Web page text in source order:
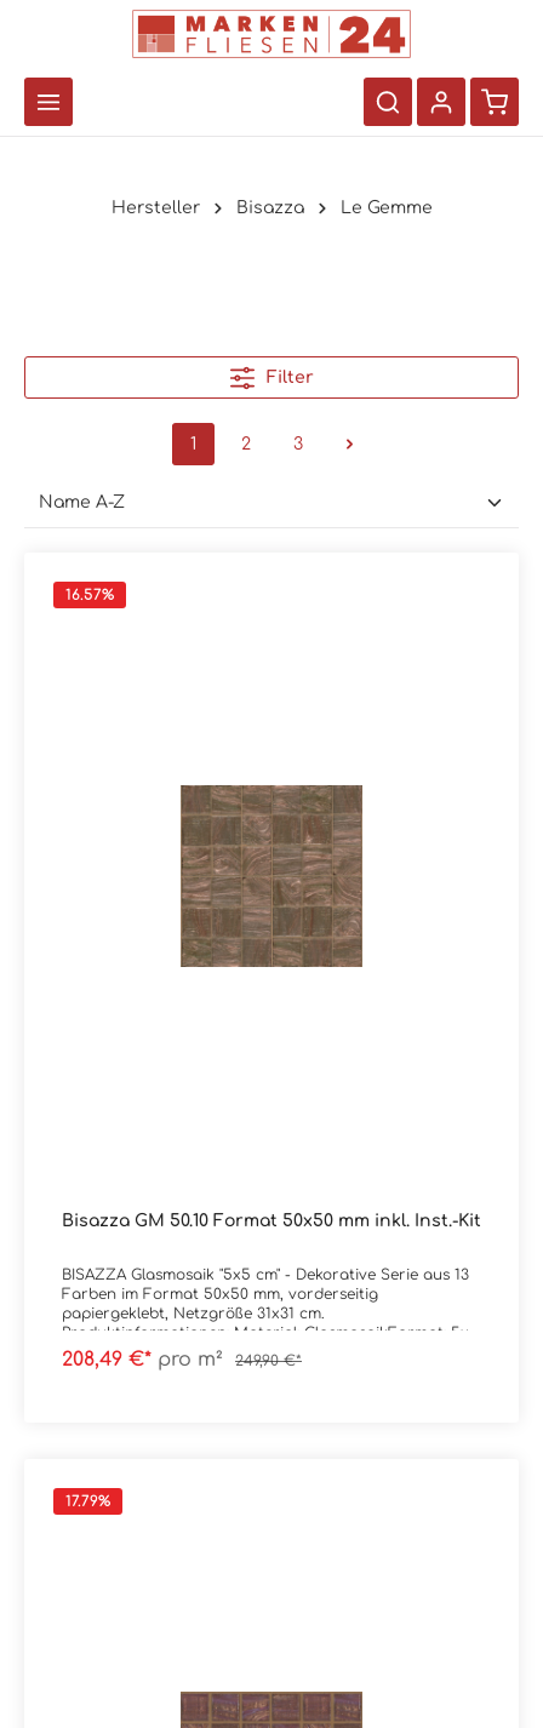
Hersteller Bisazza Le Gemme
Filter
1 2 3
16.57%
Bisazza GM 50.10 Format 50x50 mm inkl. Inst.-Kit
BISAZZA Glasmosaik "5x5 cm" - Dekorative Serie aus 13
Farben im Format 50x50 mm, vorderseitig
papiergeklebt, Netzgröße 31x31 cm.
Produktinformationen: Material: GlasmosaikFormat: 5x5
cm (Netz = 31x31 cm)Stärke: 4,5 mmFarbe: GM
50.10Gewicht: 9 kg/m²Trittsicherheit: --
208,49 €* pro m² 249,90 €*
17.79%